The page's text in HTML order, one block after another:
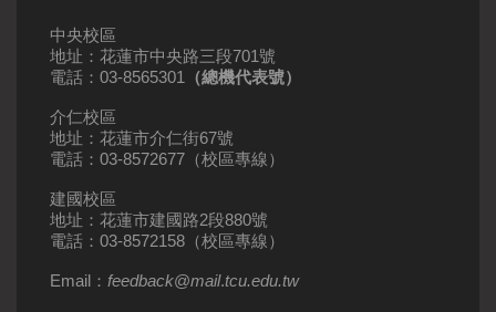
中央校區
地址：花蓮市中央路三段701號
電話：03-8565301
（總機代表號）
介仁校區
地址：花蓮市介仁街67號
電話：03-8572677（校區專線）
建國校區
地址：花蓮市建國路2段880號
電話：03-8572158（校區專線）
Email： feedback@mail.tcu.edu.tw